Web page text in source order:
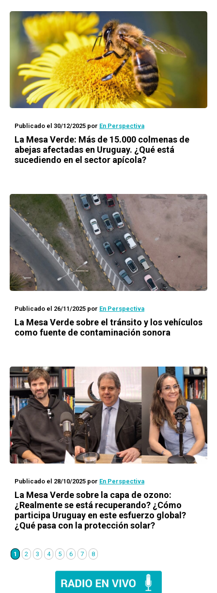
Publicado el 30/12/2025 por En Perspectiva
La Mesa Verde: Más de 15.000 colmenas de
abejas afectadas en Uruguay. ¿Qué está
sucediendo en el sector apícola?
Publicado el 26/11/2025 por En Perspectiva
La Mesa Verde sobre el tránsito y los vehículos
como fuente de contaminación sonora
Publicado el 28/10/2025 por En Perspectiva
La Mesa Verde sobre la capa de ozono:
¿Realmente se está recuperando? ¿Cómo
participa Uruguay en este esfuerzo global?
¿Qué pasa con la protección solar?
1 2 3 4 5 6 7 8